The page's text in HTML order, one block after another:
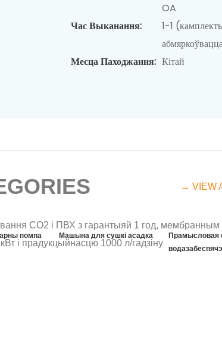
OA
Час Выканання:
1-1
Месца Паходжання: Кітай
→ VIEW
помпа Машына для сушкі асадка
Прамысловая